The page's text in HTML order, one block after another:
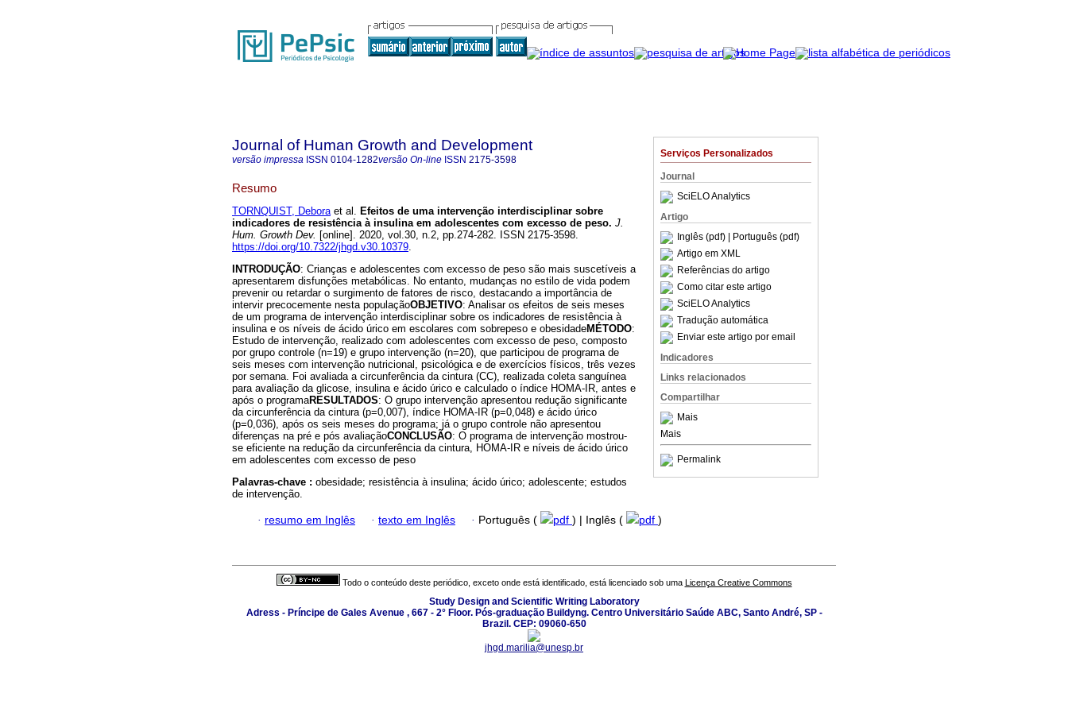
Serviços Personalizados
Journal
SciELO Analytics
Artigo
Inglês (pdf)
| Português (pdf)
Artigo em XML
Referências do artigo
Como citar este artigo
SciELO Analytics
Tradução automática
Enviar este artigo por email
Indicadores
Links relacionados
Compartilhar
Mais
Mais
Permalink
Journal of Human Growth and Development
versão impressa ISSN 0104-1282versão On-line ISSN 2175-3598
Resumo
TORNQUIST, Deboraet al. Efeitos de uma intervenção interdisciplinar sobre
indicadores de resistência à insulina em adolescentes com excesso de peso. J.
Hum. Growth Dev. [online]. 2020, vol.30, n.2, pp.274-282. ISSN 2175-3598.
https://doi.org/10.7322/jhgd.v30.10379.
INTRODUÇÃO: Crianças e adolescentes com excesso de peso são mais suscetíveis a
apresentarem disfunções metabólicas. No entanto, mudanças no estilo de vida podem
prevenir ou retardar o surgimento de fatores de risco, destacando a importância de
intervir precocemente nesta populaçãoOBJETIVO: Analisar os efeitos de seis meses
de um programa de intervenção interdisciplinar sobre os indicadores de resistência à
insulina e os níveis de ácido úrico em escolares com sobrepeso e obesidadeMÉTODO:
Estudo de intervenção, realizado com adolescentes com excesso de peso, composto
por grupo controle (n=19) e grupo intervenção (n=20), que participou de programa de
seis meses com intervenção nutricional, psicológica e de exercícios físicos, três vezes
por semana. Foi avaliada a circunferência da cintura (CC), realizada coleta sanguínea
para avaliação da glicose, insulina e ácido úrico e calculado o índice HOMA-IR, antes e
após o programaRESULTADOS: O grupo intervenção apresentou redução significante
da circunferência da cintura (p=0,007), índice HOMA-IR (p=0,048) e ácido úrico
(p=0,036), após os seis meses do programa; já o grupo controle não apresentou
diferenças na pré e pós avaliaçãoCONCLUSÃO: O programa de intervenção mostrou-
se eficiente na redução da circunferência da cintura, HOMA-IR e níveis de ácido úrico
em adolescentes com excesso de peso
Palavras-chave : obesidade; resistência à insulina; ácido úrico; adolescente; estudos
de intervenção.
· resumo em Inglês · texto em Inglês · Português ( pdf ) | Inglês ( pdf )
Todo o conteúdo deste periódico, exceto onde está identificado, está licenciado sob uma Licença Creative Commons
Study Design and Scientific Writing Laboratory
Adress - Príncipe de Gales Avenue , 667 - 2° Floor. Pós-graduação Buildyng. Centro Universitário Saúde ABC, Santo André, SP -
Brazil. CEP: 09060-650
jhgd.marilia@unesp.br